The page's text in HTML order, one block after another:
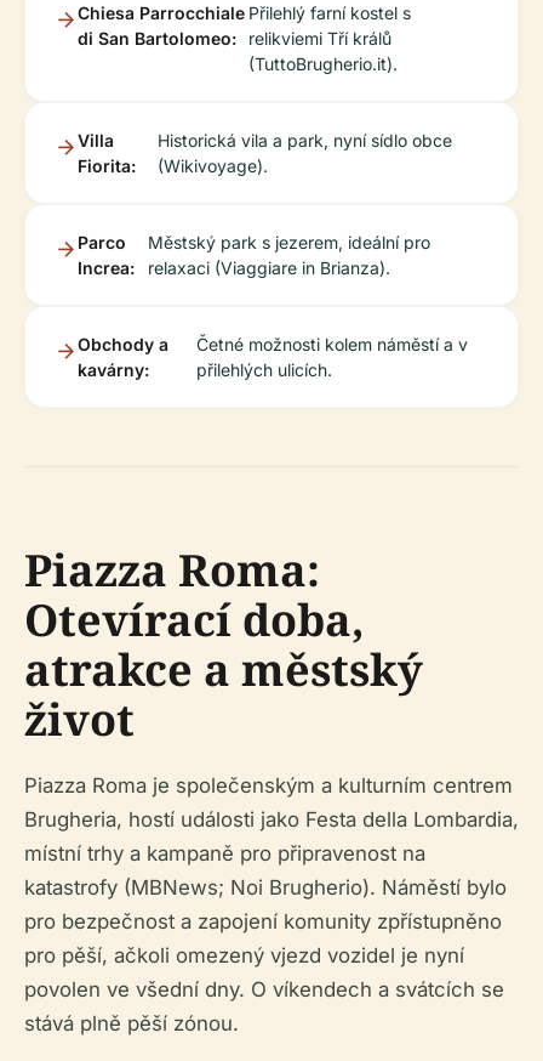
Chiesa Parrocchiale
di San Bartolomeo:
Přilehlý farní kostel s
relikviemi Tří králů
(TuttoBrugherio.it).
Villa
Fiorita:
Historická vila a park, nyní sídlo obce
(Wikivoyage).
Parco
Increa:
Městský park s jezerem, ideální pro
relaxaci (Viaggiare in Brianza).
Obchody a
kavárny:
Četné možnosti kolem náměstí a v
přilehlých ulicích.
Piazza Roma:
Otevírací doba,
atrakce a městský
život
Piazza Roma je společenským a kulturním centrem
Brugheria, hostí události jako Festa della Lombardia,
místní trhy a kampaně pro připravenost na
katastrofy (MBNews; Noi Brugherio). Náměstí bylo
pro bezpečnost a zapojení komunity zpřístupněno
pro pěší, ačkoli omezený vjezd vozidel je nyní
povolen ve všední dny. O víkendech a svátcích se
stává plně pěší zónou.